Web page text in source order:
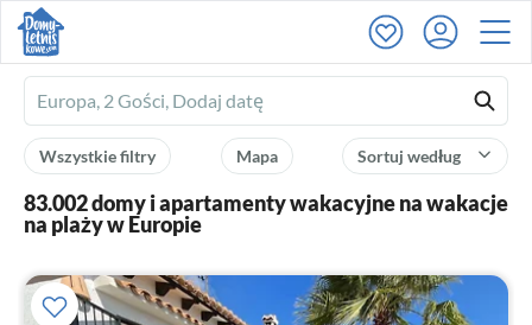
Ferienhausmiete
logo
Sortuj według
Mapa
Wszystkie filtry
83.002 domy i apartamenty wakacyjne na wakacje
na plaży w Europie